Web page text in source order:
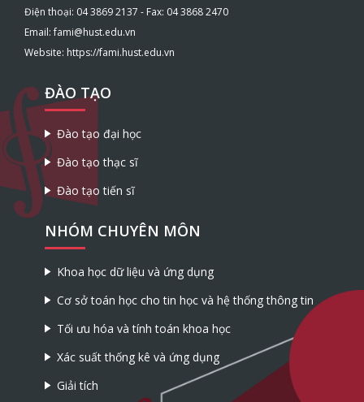
Điện thoại: 04 3869 2137 - Fax: 04 3868 2470
Email: fami@hust.edu.vn
Website: https://fami.hust.edu.vn
ĐÀO TẠO
Đào tạo đại học
Đào tạo thạc sĩ
Đào tạo tiến sĩ
NHÓM CHUYÊN MÔN
Khoa học dữ liệu và ứng dụng
Cơ sở toán học cho tin học và hệ thống thông tin
Tối ưu hóa và tính toán khoa học
Xác suất thống kê và ứng dụng
Giải tích